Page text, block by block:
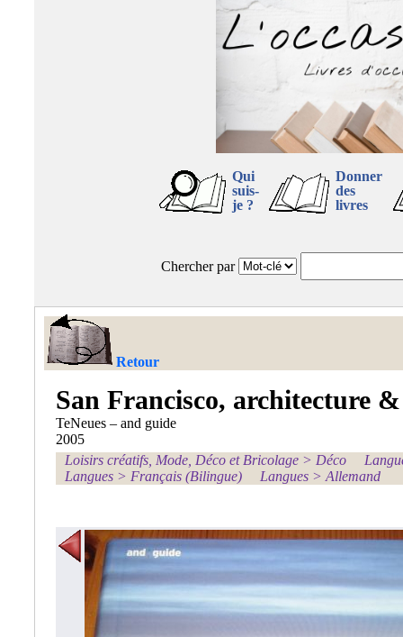
Qui
suis-
je ?
Donner
des
livres
Chercher par
Retour
San Francisco, architecture
TeNeues – and guide
2005
Loisirs créatifs, Mode, Déco et Bricolage > Déco
Langues > Français (Bilingue) Langues > Allemand